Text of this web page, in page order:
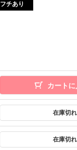
フチあり
カート